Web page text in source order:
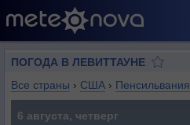
ПОГОДА В ЛЕВИТТАУНЕ
Все страны › США › Пенсильвания
6 августа, четверг